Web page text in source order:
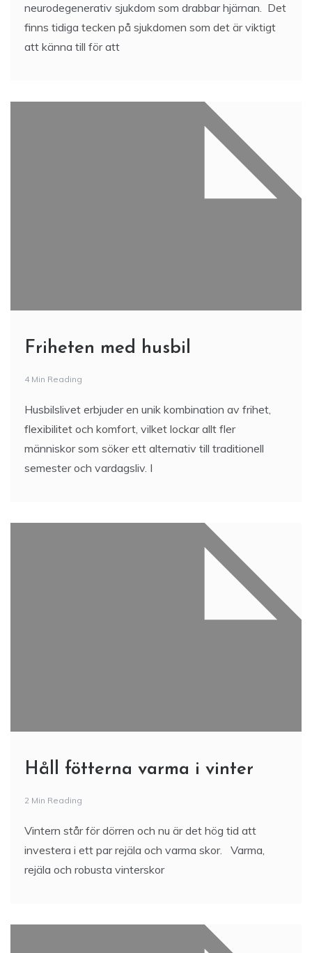
neurodegenerativ sjukdom som drabbar hjärnan. Det
finns tidiga tecken på sjukdomen som det är viktigt
att känna till för att
Friheten med husbil
4 Min Reading
Husbilslivet erbjuder en unik kombination av frihet,
flexibilitet och komfort, vilket lockar allt fler
människor som söker ett alternativ till traditionell
semester och vardagsliv. I
Håll fötterna varma i vinter
2 Min Reading
Vintern står för dörren och nu är det hög tid att
investera i ett par rejäla och varma skor. Varma,
rejäla och robusta vinterskor